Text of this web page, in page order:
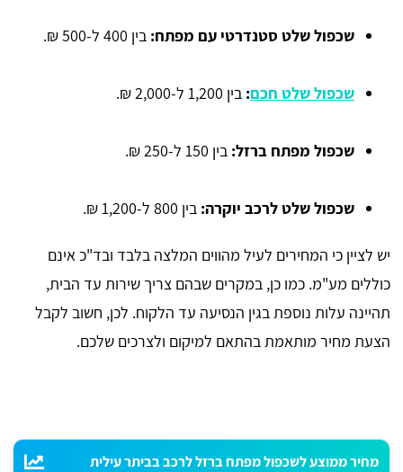
שכפול שלט סטנדרטי עם מפתח: בין 400 ל-500 ₪.
שכפול שלט חכם: בין 1,200 ל-2,000 ₪.
שכפול מפתח ברזל: בין 150 ל-250 ₪.
שכפול שלט לרכב יוקרה: בין 800 ל-1,200 ₪.
יש לציין כי המחירים לעיל מהווים המלצה בלבד ובד"כ אינם
כוללים מע"מ. כמו כן, במקרים שבהם צריך שירות עד הבית,
תהיינה עלות נוספת בגין הנסיעה עד הלקוח. לכן, חשוב לקבל
הצעת מחיר מותאמת בהתאם למיקום ולצרכים שלכם.
מחיר ממוצע לשכפול מפתח ברזל לרכב בביתר עילית